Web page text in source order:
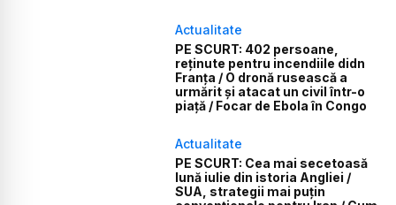
Actualitate
PE SCURT: 402 persoane,
reținute pentru incendiile didn
Franța / O dronă rusească a
urmărit și atacat un civil într-o
piață / Focar de Ebola în Congo
Actualitate
PE SCURT: Cea mai secetoasă
lună iulie din istoria Angliei /
SUA, strategii mai puțin